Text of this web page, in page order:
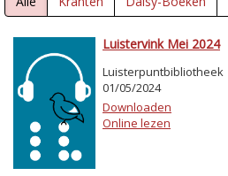
Luistervink Mei 2024
Luisterpuntbibliotheek
01/05/2024
Downloaden
Online lezen